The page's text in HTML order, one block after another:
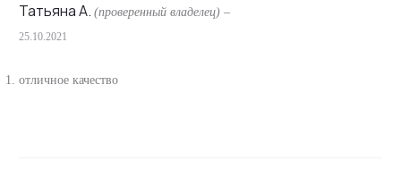
т
Татьяна А. (проверенный владелец) –
25.10.2021
отличное качество